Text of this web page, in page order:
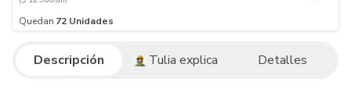
Quedan 72 Unidades
Descripción Tulia explica Detalles